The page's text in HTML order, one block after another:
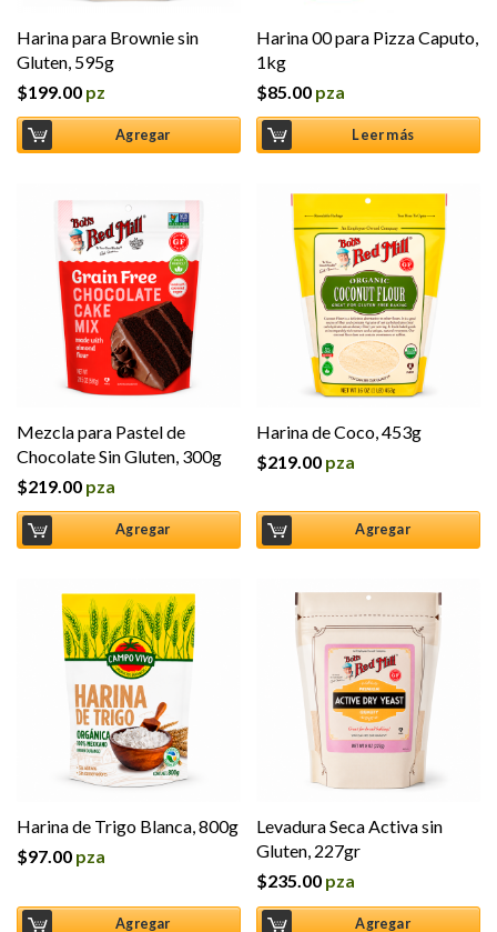
Harina para Brownie sin
Gluten, 595g
$199.00 pz
Agregar
Harina 00 para Pizza Caputo,
1kg
$85.00 pza
Leer más
Mezcla para Pastel de
Chocolate Sin Gluten, 300g
$219.00 pza
Agregar
Harina de Coco, 453g
$219.00 pza
Agregar
Harina de Trigo Blanca, 800g
$97.00 pza
Agregar
Levadura Seca Activa sin
Gluten, 227gr
$235.00 pza
Agregar